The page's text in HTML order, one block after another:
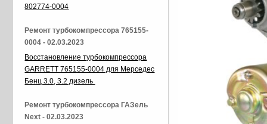
802774-0004
Ремонт турбокомпрессора 765155-
0004 - 02.03.2023
Восстановление турбокомпрессора
GARRETT 765155-0004 для Мерседес
Бенц 3.0, 3.2 дизель
Ремонт турбокомпрессора ГАЗель
Next - 02.03.2023